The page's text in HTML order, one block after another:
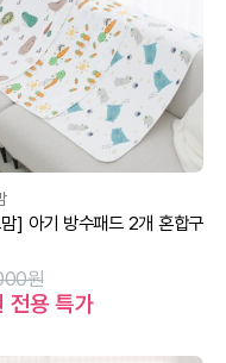
] 아기 방수패드 2개 혼합구
원
전용 특가